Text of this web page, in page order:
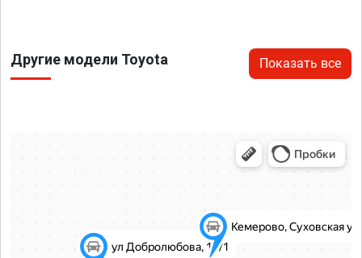
Другие модели Toyota Показать все